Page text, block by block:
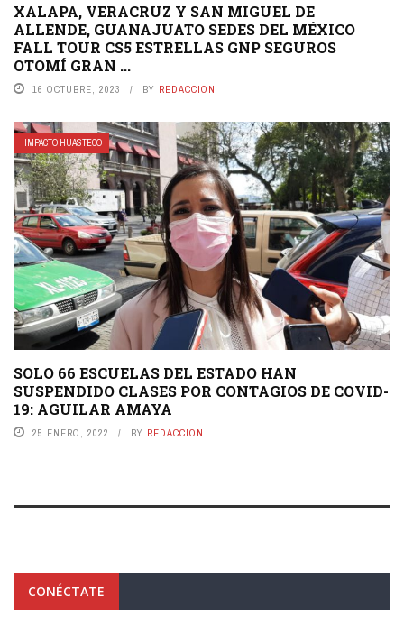
XALAPA, VERACRUZ Y SAN MIGUEL DE
ALLENDE, GUANAJUATO SEDES DEL MÉXICO
FALL TOUR CS5 ESTRELLAS GNP SEGUROS
OTOMÍ GRAN ...
16 OCTUBRE, 2023 BY REDACCION
IMPACTO HUASTECO
SOLO 66 ESCUELAS DEL ESTADO HAN
SUSPENDIDO CLASES POR CONTAGIOS DE COVID-
19: AGUILAR AMAYA
25 ENERO, 2022 BY REDACCION
CONÉCTATE